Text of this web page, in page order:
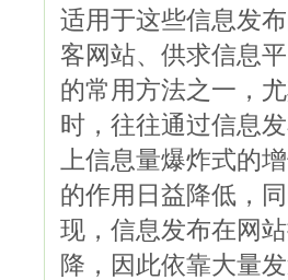
适用于这些信息发
客网站、供求信息
的常用方法之一，
时，往往通过信息
上信息量爆炸式的
的作用日益降低，
现，信息发布在网
降，因此依靠大量